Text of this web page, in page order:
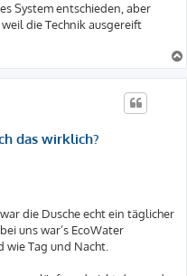
System entschieden, aber
die Technik ausgereift
das wirklich?
die Dusche echt ein täglicher
uns war’s EcoWater
wie Tag und Nacht.